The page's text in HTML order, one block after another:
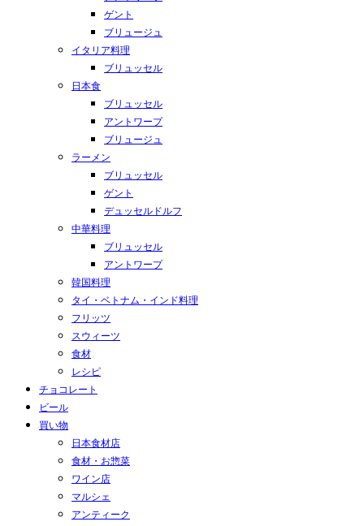
ゲント
ブリュージュ
イタリア料理
ブリュッセル
日本食
ブリュッセル
アントワープ
ブリュージュ
ラーメン
ブリュッセル
ゲント
デュッセルドルフ
中華料理
ブリュッセル
アントワープ
韓国料理
タイ・ベトナム・インド料理
フリッツ
スウィーツ
食材
レシピ
チョコレート
ビール
買い物
日本食材店
食材・お惣菜
ワイン店
マルシェ
アンティーク